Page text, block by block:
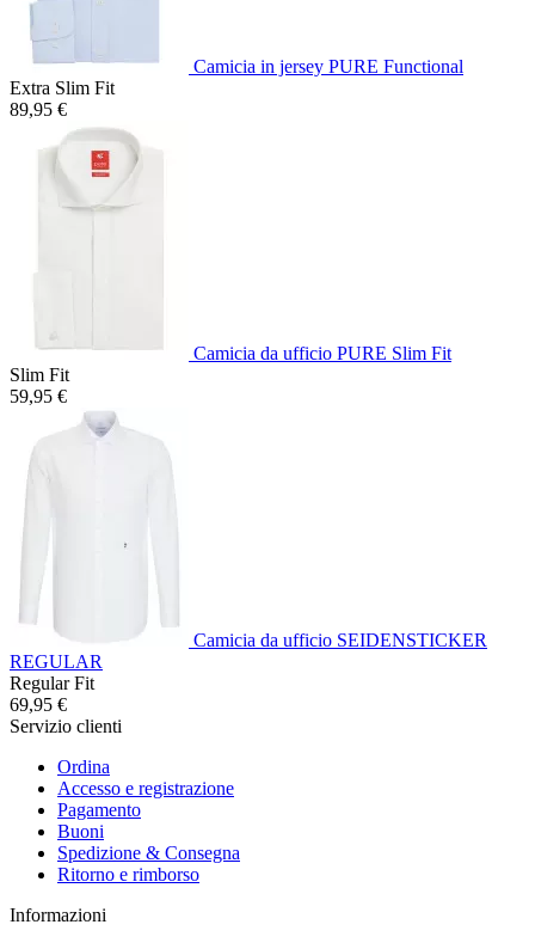
Camicia in jersey PURE Functional
Extra Slim Fit
89,95 €
Camicia da ufficio PURE Slim Fit
Slim Fit
59,95 €
Camicia da ufficio SEIDENSTICKER
REGULAR
Regular Fit
69,95 €
Servizio clienti
Ordina
Accesso e registrazione
Pagamento
Buoni
Spedizione & Consegna
Ritorno e rimborso
Informazioni